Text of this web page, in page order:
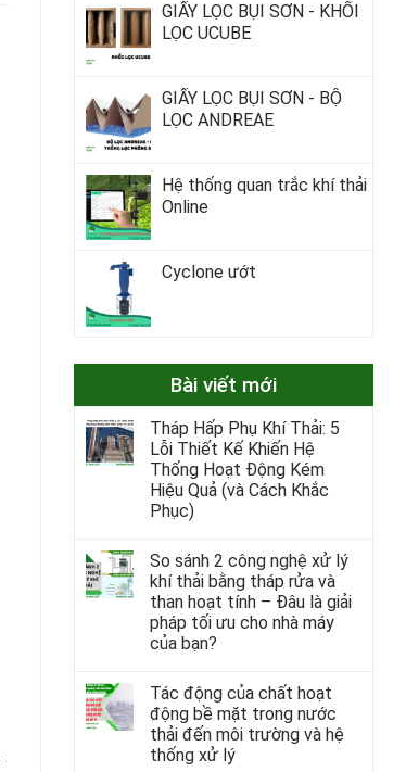
GIẤY LỌC BỤI SƠN - KHỐI
LỌC UCUBE
GIẤY LỌC BỤI SƠN - BỘ
LỌC ANDREAE
Hệ thống quan trắc khí thải
Online
Cyclone ướt
Bài viết mới
Tháp Hấp Phụ Khí Thải: 5
Lỗi Thiết Kế Khiến Hệ
Thống Hoạt Động Kém
Hiệu Quả (và Cách Khắc
Phục)
So sánh 2 công nghệ xử lý
khí thải bằng tháp rửa và
than hoạt tính – Đâu là giải
pháp tối ưu cho nhà máy
của bạn?
Tác động của chất hoạt
động bề mặt trong nước
thải đến môi trường và hệ
thống xử lý